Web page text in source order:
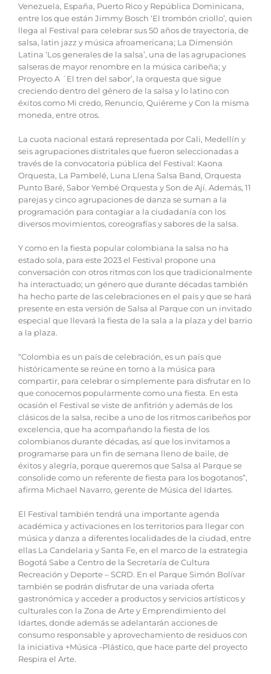
Venezuela, España, Puerto Rico y República Dominicana,
entre los que están Jimmy Bosch ‘El trombón criollo’, quien
llega al Festival para celebrar sus 50 años de trayectoria, de
salsa, latin jazz y música afroamericana; La Dimensión
Latina ‘Los generales de la salsa’, una de las agrupaciones
salseras de mayor renombre en la música caribeña; y
Proyecto A ´El tren del sabor’, la orquesta que sigue
creciendo dentro del género de la salsa y lo latino con
éxitos como Mi credo, Renuncio, Quiéreme y Con la misma
moneda, entre otros.
La cuota nacional estará representada por Cali, Medellín y
seis agrupaciones distritales que fueron seleccionadas a
través de la convocatoria pública del Festival: Kaona
Orquesta, La Pambelé, Luna Llena Salsa Band, Orquesta
Punto Baré, Sabor Yembé Orquesta y Son de Ají. Además, 11
parejas y cinco agrupaciones de danza se suman a la
programación para contagiar a la ciudadanía con los
diversos movimientos, coreografías y sabores de la salsa.
Y como en la fiesta popular colombiana la salsa no ha
estado sola, para este 2023 el Festival propone una
conversación con otros ritmos con los que tradicionalmente
ha interactuado; un género que durante décadas también
ha hecho parte de las celebraciones en el país y que se hará
presente en esta versión de Salsa al Parque con un invitado
especial que llevará la fiesta de la sala a la plaza y del barrio
a la plaza.
“Colombia es un país de celebración, es un país que
históricamente se reúne en torno a la música para
compartir, para celebrar o simplemente para disfrutar en lo
que conocemos popularmente como una fiesta. En esta
ocasión el Festival se viste de anfitrión y además de los
clásicos de la salsa, recibe a uno de los ritmos caribeños por
excelencia, que ha acompañando la fiesta de los
colombianos durante décadas, así que los invitamos a
programarse para un fin de semana lleno de baile, de
éxitos y alegría, porque queremos que Salsa al Parque se
consolide como un referente de fiesta para los bogotanos”,
afirma Michael Navarro, gerente de Música del Idartes.
El Festival también tendrá una importante agenda
académica y activaciones en los territorios para llegar con
música y danza a diferentes localidades de la ciudad, entre
ellas La Candelaria y Santa Fe, en el marco de la estrategia
Bogotá Sabe a Centro de la Secretaría de Cultura
Recreación y Deporte – SCRD. En el Parque Simón Bolívar
también se podrán disfrutar de una variada oferta
gastronómica y acceder a productos y servicios artísticos y
culturales con la Zona de Arte y Emprendimiento del
Idartes, donde además se adelantarán acciones de
consumo responsable y aprovechamiento de residuos con
la iniciativa +Música -Plástico, que hace parte del proyecto
Respira el Arte.